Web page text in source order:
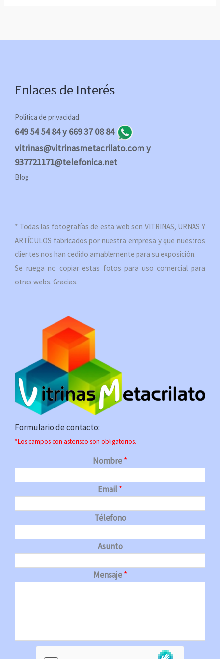
Enlaces de Interés
Política de privacidad
649 54 54 84 y 669 37 08 84
vitrinas@vitrinasmetacrilato.com y
937721171@telefonica.net
Blog
* Todas las fotografías de esta web son VITRINAS, URNAS Y
ARTÍCULOS fabricados por nuestra empresa y que nuestros
clientes nos han cedido amablemente para su exposición.
Se ruega no copiar estas fotos para uso comercial para
otras webs. Gracias.
Formulario de contacto:
*Los campos con asterisco son obligatorios.
Nombre*
Email*
Télefono
Asunto
Mensaje*